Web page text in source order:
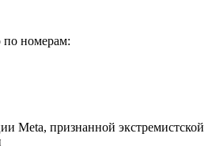
по номерам:
Meta, признанной экстремистской